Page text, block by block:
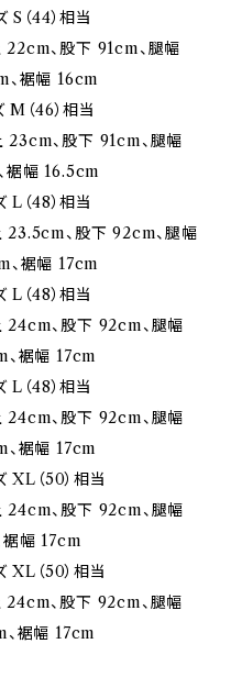
（44）相当
22cm、股下 91cm、腿幅
裾幅 16cm
（46）相当
23cm、股下 91cm、腿幅
裾幅 16.5cm
（48）相当
23.5cm、股下 92cm、腿幅
裾幅 17cm
（48）相当
24cm、股下 92cm、腿幅
裾幅 17cm
（48）相当
24cm、股下 92cm、腿幅
裾幅 17cm
XL（50）相当
24cm、股下 92cm、腿幅
裾幅 17cm
XL（50）相当
24cm、股下 92cm、腿幅
裾幅 17cm